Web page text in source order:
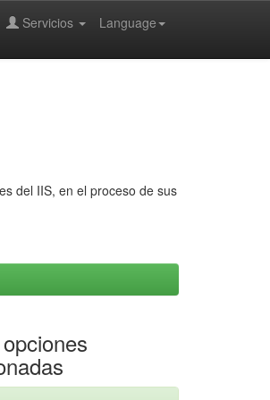
Language
Servicios
del IIS, en el proceso de sus